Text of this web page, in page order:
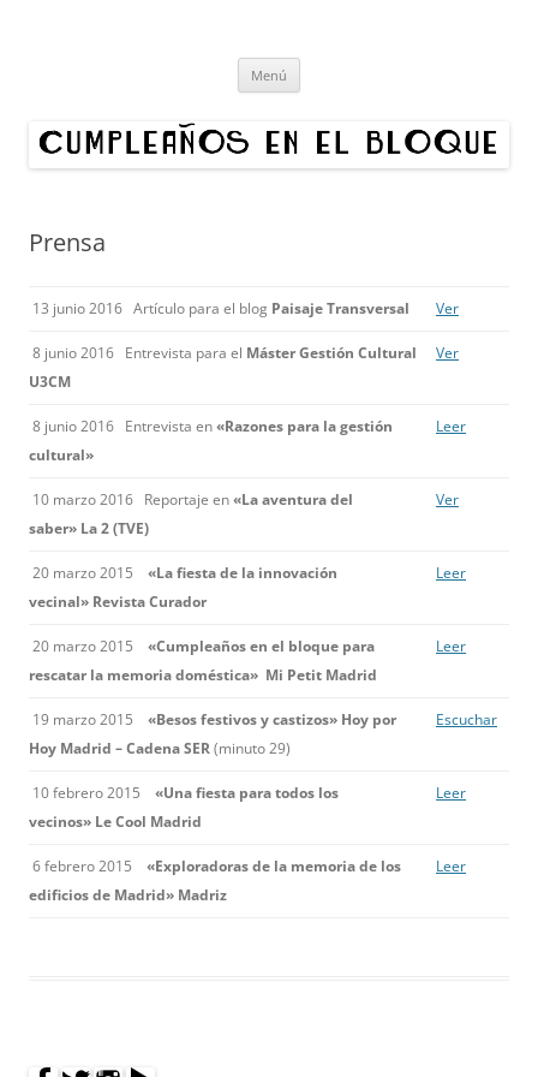
Organizamos exposiciones en bloques de Madrid. ¿Quieres hacer un
Menú
Prensa
13 junio 2016 Artículo para el blog Paisaje Transversal Ver
8 junio 2016 Entrevista para el Máster Gestión Cultural
U3CM
Ver
8 junio 2016 Entrevista en«Razones para la gestión
cultural»
Leer
10 marzo 2016 Reportaje en«La aventura del
saber» La 2 (TVE)
Ver
20 marzo 2015 «La fiesta de la innovación
vecinal» Revista Curador
Leer
20 marzo 2015
«Cumpleaños en el bloque para
rescatar la memoria doméstica» Mi Petit Madrid
Leer
19 marzo 2015 «Besos festivos y castizos» Hoy por
Hoy Madrid – Cadena SER(minuto 29)
Escuchar
10 febrero 2015 «Una fiesta para todos los
vecinos» Le Cool Madrid
Leer
6 febrero 2015 «Exploradoras de la memoria de los
edificios de Madrid» Madriz
Leer